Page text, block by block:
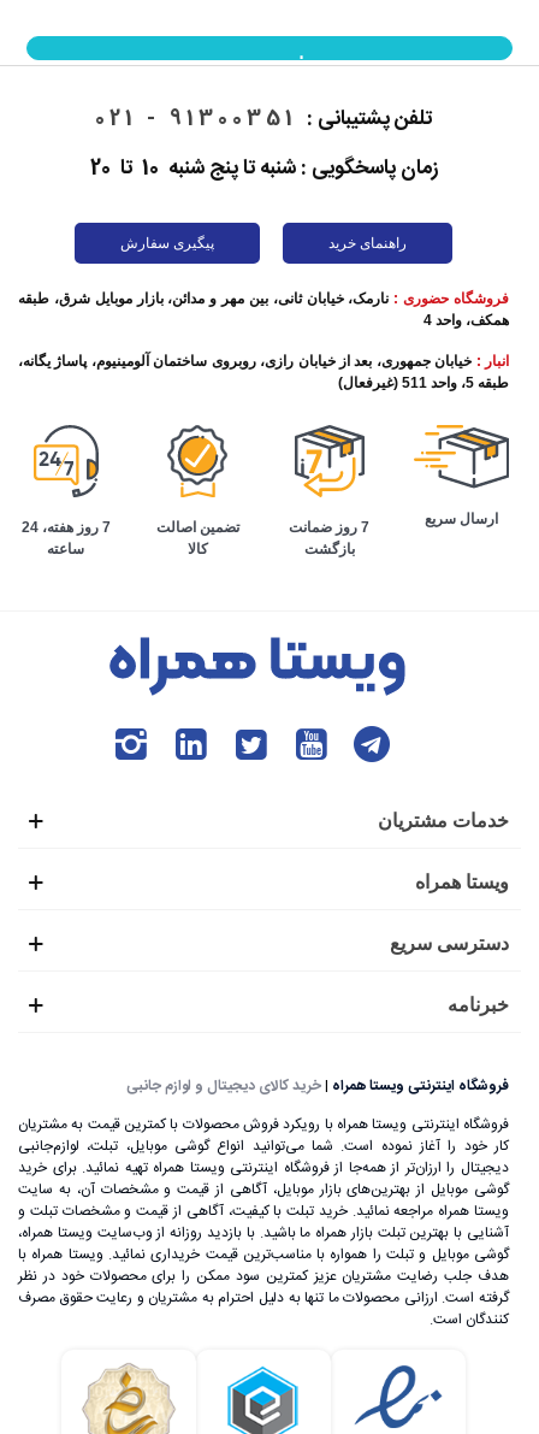
نمایش بیشتر
تلفن پشتیبانی : 91300351 - 021
زمان پاسخگویی : شنبه تا پنج شنبه 10 تا 20
راهنمای خرید پیگیری سفارش
فروشگاه حضوری : نارمک، خیابان ثانی، بین مهر و مدائن، بازار موبایل شرق، طبقه
همکف، واحد 4
انبار : خیابان جمهوری، بعد از خیابان رازی، روبروی ساختمان آلومینیوم، پاساژ یگانه،
طبقه 5، واحد 511 (غیرفعال)
ارسال سریع
7 روز ضمانت
بازگشت
تضمین اصالت
کالا
7 روز هفته، 24
ساعته
خدمات مشتریان
ویستا همراه
دسترسی سریع
خبرنامه
فروشگاه اینترنتی ویستا همراه |خرید کالای دیجیتال و لوازم جانبی
فروشگاه اینترنتی ویستا همراه با رویکرد فروش محصولات با کمترین قیمت به مشتریان
کار خود را آغاز نموده است. شما می‌توانید انواع گوشی موبایل، تبلت، لوازم‌جانبی
دیجیتال را ارزان‌تر از همه‌جا از فروشگاه اینترنتی ویستا همراه تهیه نمائید. برای خرید
گوشی موبایل از بهترین‌های بازار موبایل، آگاهی از قیمت و مشخصات آن، به ‌سایت
ویستا همراه مراجعه نمائید. خرید تبلت با کیفیت، آگاهی از قیمت و مشخصات تبلت و
آشنایی با بهترین تبلت بازار همراه ما باشید. با بازدید روزانه از وب‌سایت ویستا همراه،
گوشی موبایل و تبلت را همواره با مناسب‌ترین قیمت خریداری نمائید. ویستا همراه با
هدف جلب رضایت مشتریان عزیز کمترین سود ممکن را برای محصولات خود در نظر
گرفته است. ارزانی محصولات ما تنها به دلیل احترام به مشتریان و رعایت حقوق مصرف
کنندگان است.